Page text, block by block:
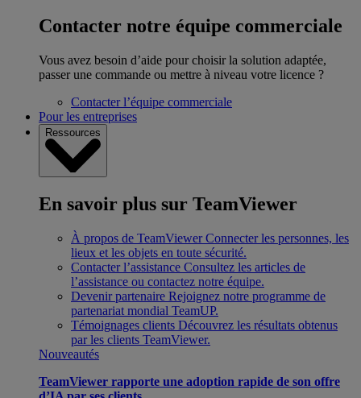
Contacter notre équipe commerciale
Vous avez besoin d’aide pour choisir la solution adaptée,
passer une commande ou mettre à niveau votre licence ?
Contacter l’équipe commerciale
Pour les entreprises
Ressources
En savoir plus sur TeamViewer
À propos de TeamViewer Connecter les personnes, les
lieux et les objets en toute sécurité.
Contacter l’assistance Consultez les articles de
l’assistance ou contactez notre équipe.
Devenir partenaire Rejoignez notre programme de
partenariat mondial TeamUP.
Témoignages clients Découvrez les résultats obtenus
par les clients TeamViewer.
Nouveautés
TeamViewer rapporte une adoption rapide de son offre